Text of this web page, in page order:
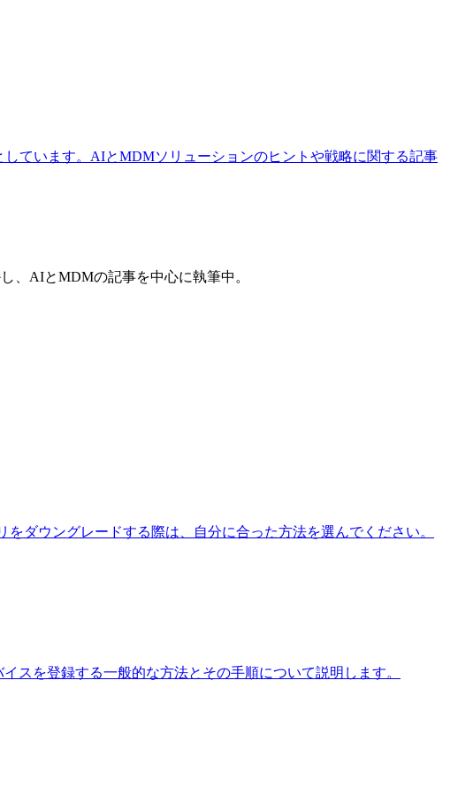
ています。AIとMDMソリューションのヒントや戦略に関する記事
、AIとMDMの記事を中心に執筆中。
ダウングレードする際は、自分に合った方法を選んでください。
スを登録する一般的な方法とその手順について説明します。